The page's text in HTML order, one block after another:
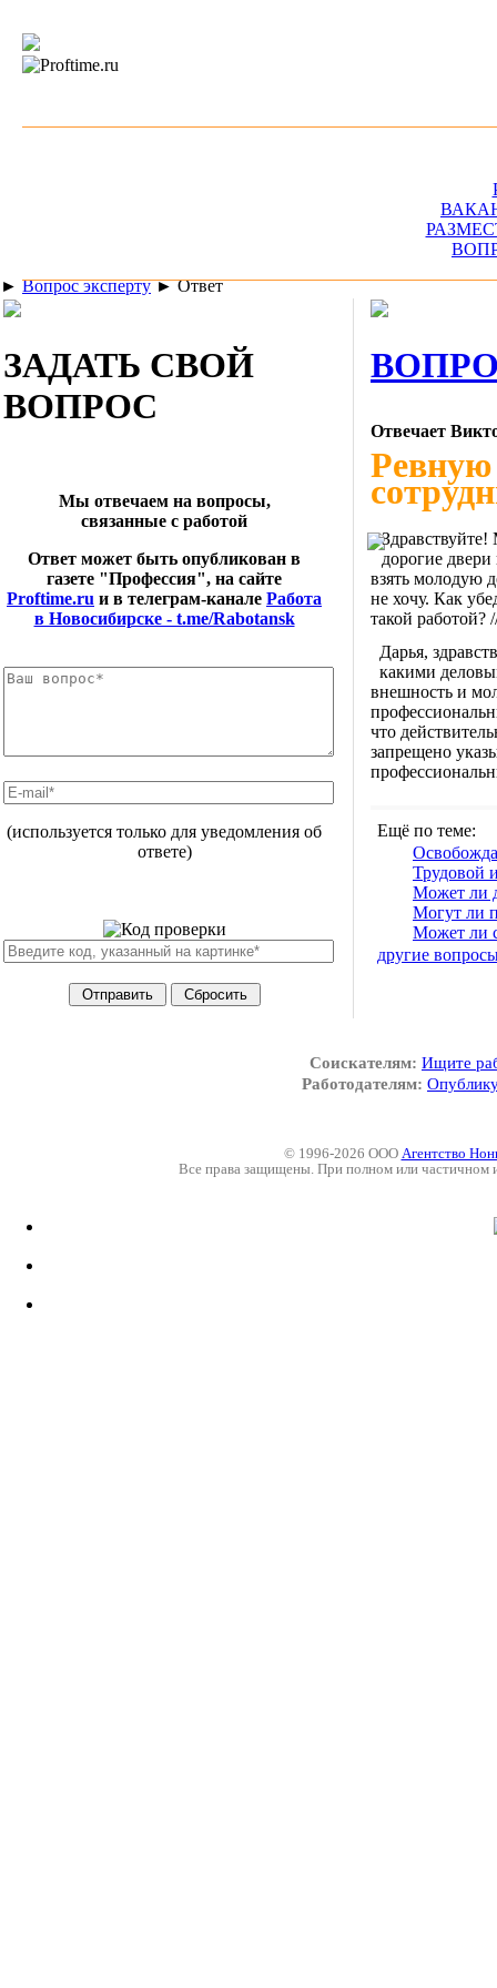
► Вопрос эксперту►Ответ
ЗАДАТЬ СВОЙ
ВОПРОС
Мы отвечаем на вопросы,
связанные с работой
Ответ может быть опубликован в
газете "Профессия", на сайте
Proftime.ru и в телеграм-канале Работа
в Новосибирске - t.me/Rabotansk
(используется только для уведомления об
ответе)
Отвечает
дорогие
взять молодую
не хочу. Как
такой работой?
Дарья,
какими
внешность и
что
запрещено
Ещё по теме:
Трудовой
Может ли
Могут ли
Может ли
другие
Соискателям: Ищите
Работодателям:
© 1996-2026 ООО Агентство
Все права защищены. При полном или частичном